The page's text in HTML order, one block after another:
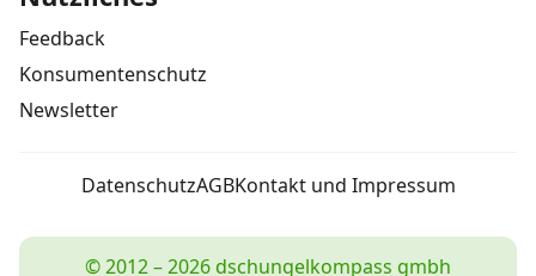
Feedback
Konsumentenschutz
Newsletter
DatenschutzAGBKontakt und Impressum
© 2012 – 2026 dschungelkompass gmbh